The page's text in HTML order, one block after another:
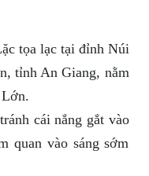
tọa lạc tại đỉnh Núi
tỉnh An Giang, nằm
cái nắng gắt vào
quan vào sáng sớm